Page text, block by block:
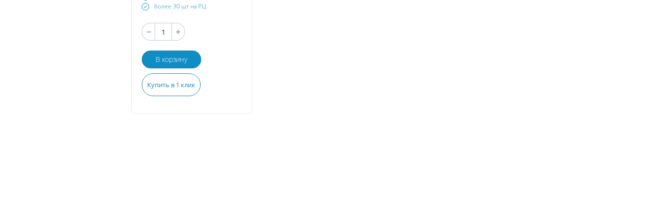
более 30 шт на РЦ
В корзину
Купить в 1 клик